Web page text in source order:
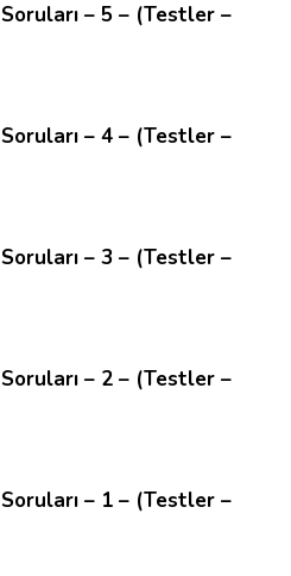
Soruları – 5 – (Testler –
Soruları – 4 – (Testler –
Soruları – 3 – (Testler –
Soruları – 2 – (Testler –
Soruları – 1 – (Testler –